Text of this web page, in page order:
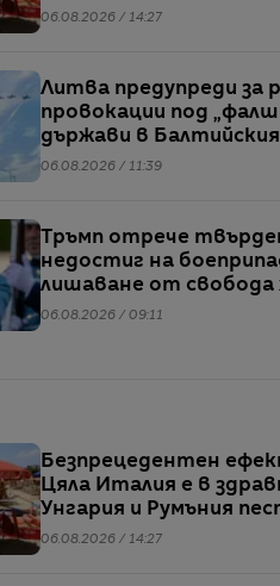
електричество
06.08.2026 / 14:27
Литва предупреди за
провокации под
държави в
06.08.2026 / 11:39
Тръмп отрече
недостиг на
лишаване от свобода
разпространяват
06.08.2026 / 09:11
Безпрецедентен
Цяла Италия е в
Унгария и Румъния
електричество
06.08.2026 / 14:27